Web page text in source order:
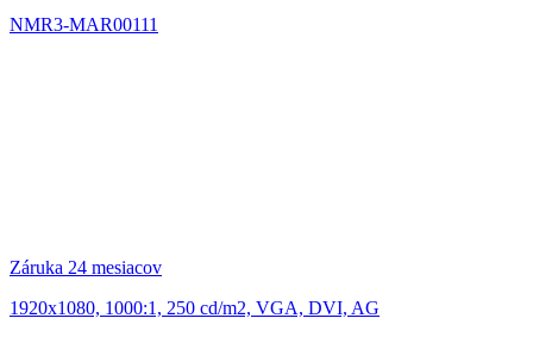
NMR3-MAR00111
Záruka 24 mesiacov
1920x1080, 1000:1, 250 cd/m2, VGA, DVI, AG